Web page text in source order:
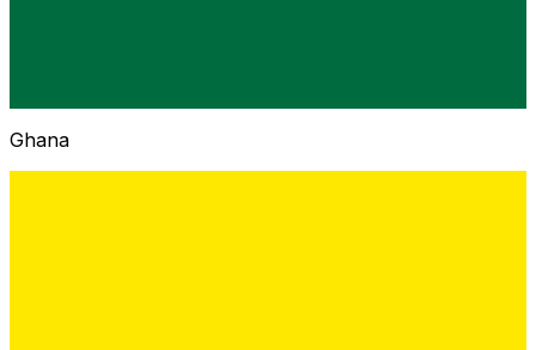
Ghana